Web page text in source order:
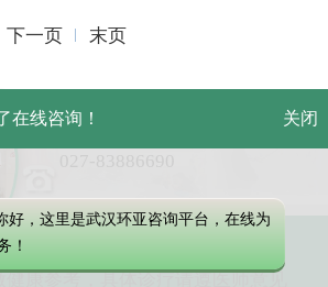
下一页 末页
武汉市硚口区解放大道479号
免费电话：
武汉环亚中医白癜风医院
健康参考，具体诊疗请遵医师意见
在线咨询！ 关闭
好，这里是武汉环亚咨询平台，在线为
！